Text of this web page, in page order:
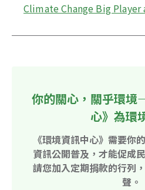
Climate Change Big Player
你的關心，關乎環境
心》為環
《環境資訊中心》需要你
資訊公開普及，才能促成
請您加入定期捐款的行列
聲。